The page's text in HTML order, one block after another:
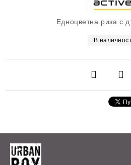
Едноцветна риза с
В